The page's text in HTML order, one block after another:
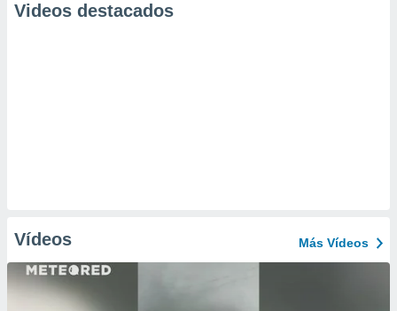
Videos destacados
Vídeos Más Vídeos